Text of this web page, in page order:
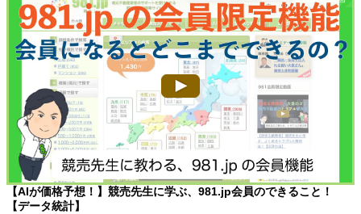
【AIが価格予想！】競売先生に学ぶ、981.jp会員のできること！
【データ統計】